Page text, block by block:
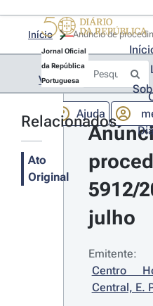
Jornal Oficial
da República
Portuguesa
Ajuda
Início
Voltar
Relacionados
Ato
Original
5912/
julho
Emitente:
Centro
Central, E.